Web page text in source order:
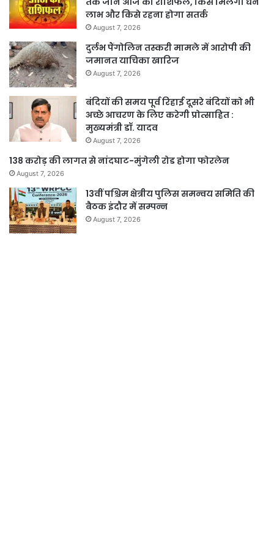
लाभ और किसे रहना होगा सतर्क
August 7, 2026
दुर्लभ पैंगोलिन तस्करी मामले में आरोपी की
जमानत याचिका खारिज
August 7, 2026
बंदियों की समय पूर्व रिहाई दूसरे बंदियों को भी
अच्छे आचरण के लिए करेगी प्रोत्साहित :
मुख्यमंत्री डॉ. यादव
August 7, 2026
138 करोड़ की लागत से नांदघाट-मुंगेली रोड होगा फोरलेन
August 7, 2026
13वीं पश्चिम क्षेत्रीय पुलिस समन्वय समिति की
बैठक इंदौर में सम्पन्न
August 7, 2026